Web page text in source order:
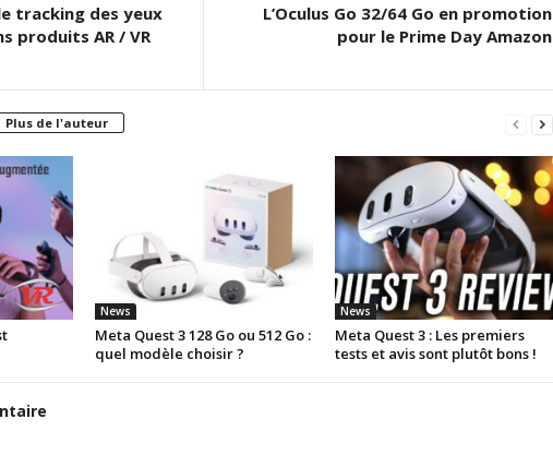
tracking des yeux
produits AR / VR
L’Oculus Go 32/64 Go en promotion
pour le Prime Day Amazon
Plus de l'auteur
News
Meta Quest 3 128 Go ou 512 Go :
quel modèle choisir ?
News
Meta Quest 3 : Les premiers
tests et avis sont plutôt bons !